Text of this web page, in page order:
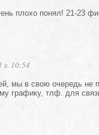
плохо понял! 21-23
г. 10:54
мы в свою очередь не
графику, тлф. для